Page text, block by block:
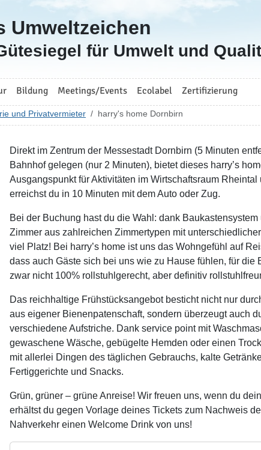
Umweltzeichen
für Umwelt und
Bildung Meetings/Events Ecolabel Zertifizierung
und Privatvermieter harry's home Dornbirn
Direkt im Zentrum der Messestadt Dornbirn (5 Minuten
Bahnhof gelegen (nur 2 Minuten), bietet dieses harry’s
Ausgangspunkt für Aktivitäten im Wirtschaftsraum
erreichst du in 10 Minuten mit dem Auto oder Zug.
Bei der Buchung hast du die Wahl: dank
Zimmer aus zahlreichen Zimmertypen mit
viel Platz! Bei harry’s home ist uns das Wohngefühl auf
dass auch Gäste sich bei uns wie zu Hause fühlen, für
zwar nicht 100% rollstuhlgerecht, aber definitiv
Das reichhaltige Frühstücksangebot besticht nicht nur
aus eigener Bienenpatenschaft, sondern überzeugt auch
verschiedene Aufstriche. Dank service point mit
gewaschene Wäsche, gebügelte Hemden oder einen
mit allerlei Dingen des täglichen Gebrauchs, kalte
Fertiggerichte und Snacks.
Grün, grüner – grüne Anreise! Wir freuen uns, wenn du
erhältst du gegen Vorlage deines Tickets zum Nachweis
Nahverkehr einen Welcome Drink von uns!